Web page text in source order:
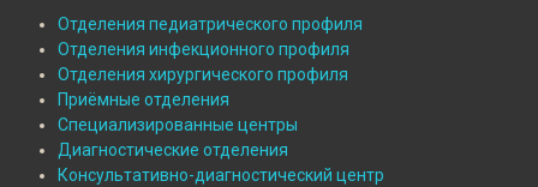
Подвал:
Отделения
Отделения педиатрического профиля
Отделения инфекционного профиля
Отделения хирургического профиля
Приёмные отделения
Специализированные центры
Диагностические отделения
Консультативно-диагностический центр